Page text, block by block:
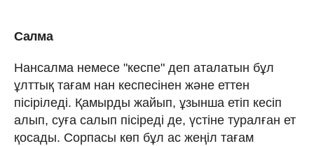
Салма
Нансалма немесе "кеспе" деп аталатын бұл
ұлттық тағам нан кеспесінен және еттен
пісіріледі. Қамырды жайып, ұзынша етіп кесіп
алып, суға салып пісіреді де, үстіне туралған ет
қосады. Сорпасы көп бұл ас жеңіл тағам